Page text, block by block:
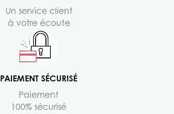
Un service client
à votre écoute
PAIEMENT SÉCURISÉ
Paiement
100% sécurisé